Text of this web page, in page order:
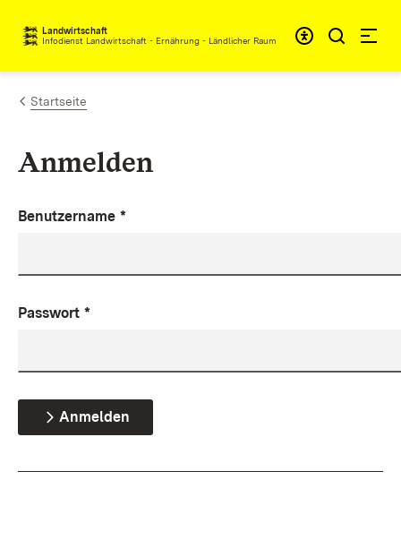
Zum Inhalt springen
Landwirtschaft
Infodienst Landwirtschaft - Ernährung - Ländlicher Raum
Startseite
Anmelden
Benutzername *
Passwort *
Anmelden